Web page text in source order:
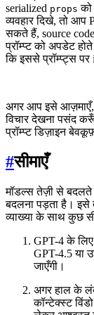
serialized props को
व्यवहार दिखे, तो आप
सकते हैं, source
प्रॉम्प्ट को अपडेट
कि इससे प्रॉम्प्ट्स
अगर आप इसे आज़माएँ,
विचार देखना पसंद
प्रॉम्प्ट डिज़ाइन
#सीमाएँ
मॉडल्स तेज़ी से बदलते
बदलना पड़ता है।
व्याख्या के साथ कुछ
GPT-4 के लिए
GPT-4.5 या
जाएँगी।
अगर हाल के
कॉन्टेक्स्ट